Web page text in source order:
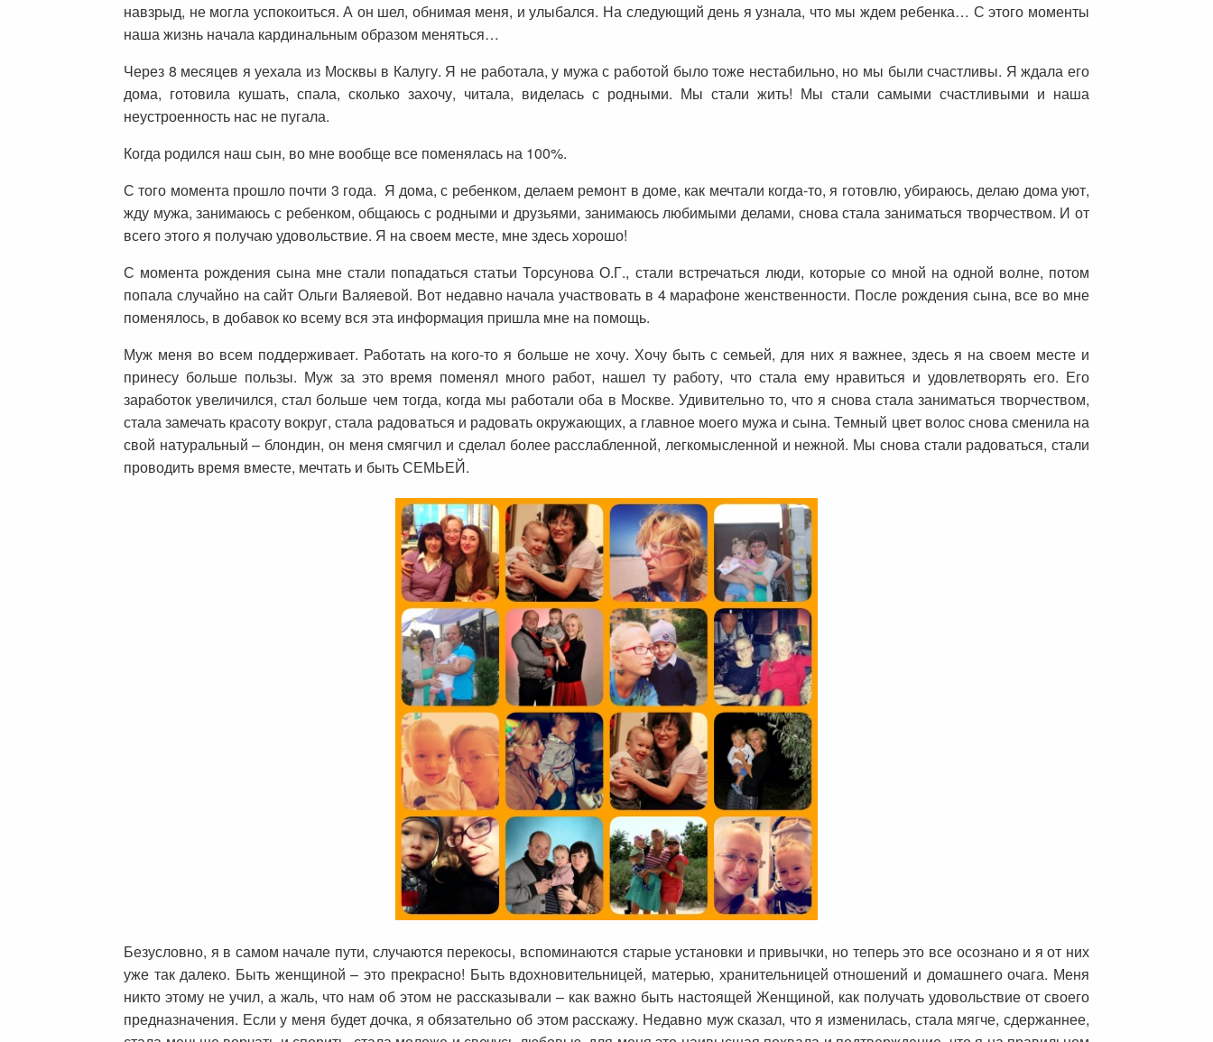
навзрыд, не могла успокоиться. А он шел, обнимая меня, и улыбался. На следующий день я узнала, что мы ждем ребенка… С этого моменты
наша жизнь начала кардинальным образом меняться…
Через 8 месяцев я уехала из Москвы в Калугу. Я не работала, у мужа с работой было тоже нестабильно, но мы были счастливы. Я ждала его
дома, готовила кушать, спала, сколько захочу, читала, виделась с родными. Мы стали жить! Мы стали самыми счастливыми и наша
неустроенность нас не пугала.
Когда родился наш сын, во мне вообще все поменялась на 100%.
С того момента прошло почти 3 года. Я дома, с ребенком, делаем ремонт в доме, как мечтали когда-то, я готовлю, убираюсь, делаю дома уют,
жду мужа, занимаюсь с ребенком, общаюсь с родными и друзьями, занимаюсь любимыми делами, снова стала заниматься творчеством. И от
всего этого я получаю удовольствие. Я на своем месте, мне здесь хорошо!
С момента рождения сына мне стали попадаться статьи Торсунова О.Г., стали встречаться люди, которые со мной на одной волне, потом
попала случайно на сайт Ольги Валяевой. Вот недавно начала участвовать в 4 марафоне женственности. После рождения сына, все во мне
поменялось, в добавок ко всему вся эта информация пришла мне на помощь.
Муж меня во всем поддерживает. Работать на кого-то я больше не хочу. Хочу быть с семьей, для них я важнее, здесь я на своем месте и
принесу больше пользы. Муж за это время поменял много работ, нашел ту работу, что стала ему нравиться и удовлетворять его. Его
заработок увеличился, стал больше чем тогда, когда мы работали оба в Москве. Удивительно то, что я снова стала заниматься творчеством,
стала замечать красоту вокруг, стала радоваться и радовать окружающих, а главное моего мужа и сына. Темный цвет волос снова сменила на
свой натуральный – блондин, он меня смягчил и сделал более расслабленной, легкомысленной и нежной. Мы снова стали радоваться, стали
проводить время вместе, мечтать и быть СЕМЬЕЙ.
Безусловно, я в самом начале пути, случаются перекосы, вспоминаются старые установки и привычки, но теперь это все осознано и я от них
уже так далеко. Быть женщиной – это прекрасно! Быть вдохновительницей, матерью, хранительницей отношений и домашнего очага. Меня
никто этому не учил, а жаль, что нам об этом не рассказывали – как важно быть настоящей Женщиной, как получать удовольствие от своего
предназначения. Если у меня будет дочка, я обязательно об этом расскажу. Недавно муж сказал, что я изменилась, стала мягче, сдержаннее,